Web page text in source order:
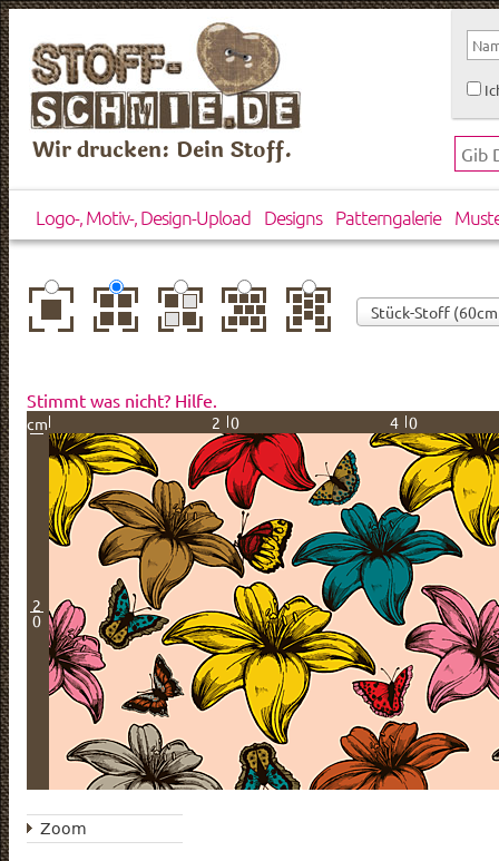
Wir drucken: Dein Stoff.
Logo-, Motiv-, Design-Upload Designs Patterngalerie
zentriert
einfach
wiederholt
gespiegelthorizontal
versetzt
vertikal
versetzt
Stimmt was nicht? Hilfe.
cm 20 40
2
0
Zoom